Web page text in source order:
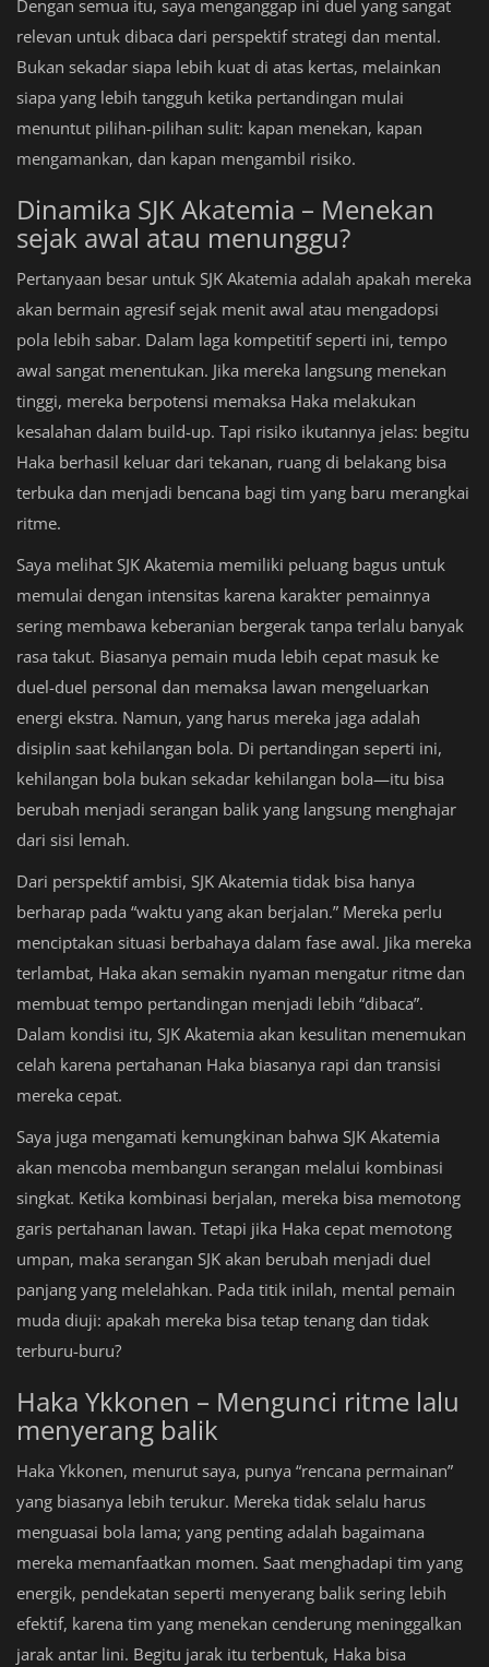
Dengan semua itu, saya menganggap ini duel yang sangat
relevan untuk dibaca dari perspektif strategi dan mental.
Bukan sekadar siapa lebih kuat di atas kertas, melainkan
siapa yang lebih tangguh ketika pertandingan mulai
menuntut pilihan-pilihan sulit: kapan menekan, kapan
mengamankan, dan kapan mengambil risiko.
Dinamika SJK Akatemia – Menekan
sejak awal atau menunggu?
Pertanyaan besar untuk SJK Akatemia adalah apakah mereka
akan bermain agresif sejak menit awal atau mengadopsi
pola lebih sabar. Dalam laga kompetitif seperti ini, tempo
awal sangat menentukan. Jika mereka langsung menekan
tinggi, mereka berpotensi memaksa Haka melakukan
kesalahan dalam build-up. Tapi risiko ikutannya jelas: begitu
Haka berhasil keluar dari tekanan, ruang di belakang bisa
terbuka dan menjadi bencana bagi tim yang baru merangkai
ritme.
Saya melihat SJK Akatemia memiliki peluang bagus untuk
memulai dengan intensitas karena karakter pemainnya
sering membawa keberanian bergerak tanpa terlalu banyak
rasa takut. Biasanya pemain muda lebih cepat masuk ke
duel-duel personal dan memaksa lawan mengeluarkan
energi ekstra. Namun, yang harus mereka jaga adalah
disiplin saat kehilangan bola. Di pertandingan seperti ini,
kehilangan bola bukan sekadar kehilangan bola—itu bisa
berubah menjadi serangan balik yang langsung menghajar
dari sisi lemah.
Dari perspektif ambisi, SJK Akatemia tidak bisa hanya
berharap pada “waktu yang akan berjalan.” Mereka perlu
menciptakan situasi berbahaya dalam fase awal. Jika mereka
terlambat, Haka akan semakin nyaman mengatur ritme dan
membuat tempo pertandingan menjadi lebih “dibaca”.
Dalam kondisi itu, SJK Akatemia akan kesulitan menemukan
celah karena pertahanan Haka biasanya rapi dan transisi
mereka cepat.
Saya juga mengamati kemungkinan bahwa SJK Akatemia
akan mencoba membangun serangan melalui kombinasi
singkat. Ketika kombinasi berjalan, mereka bisa memotong
garis pertahanan lawan. Tetapi jika Haka cepat memotong
umpan, maka serangan SJK akan berubah menjadi duel
panjang yang melelahkan. Pada titik inilah, mental pemain
muda diuji: apakah mereka bisa tetap tenang dan tidak
terburu-buru?
Haka Ykkonen – Mengunci ritme lalu
menyerang balik
Haka Ykkonen, menurut saya, punya “rencana permainan”
yang biasanya lebih terukur. Mereka tidak selalu harus
menguasai bola lama; yang penting adalah bagaimana
mereka memanfaatkan momen. Saat menghadapi tim yang
energik, pendekatan seperti menyerang balik sering lebih
efektif, karena tim yang menekan cenderung meninggalkan
jarak antar lini. Begitu jarak itu terbentuk, Haka bisa